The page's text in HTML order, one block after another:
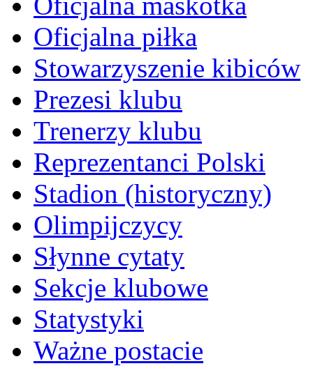
Oficjalna piłka
Stowarzyszenie kibiców
Prezesi klubu
Trenerzy klubu
Reprezentanci Polski
Stadion (historyczny)
Olimpijczycy
Słynne cytaty
Sekcje klubowe
Statystyki
Ważne postacie